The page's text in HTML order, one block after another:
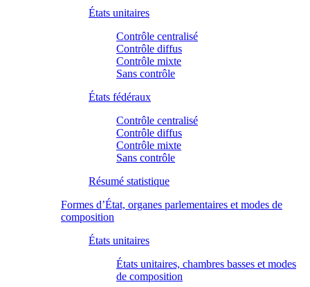
États unitaires
Contrôle centralisé
Contrôle diffus
Contrôle mixte
Sans contrôle
États fédéraux
Contrôle centralisé
Contrôle diffus
Contrôle mixte
Sans contrôle
Résumé statistique
Formes d’État, organes parlementaires et modes de
composition
États unitaires
États unitaires, chambres basses et modes
de composition